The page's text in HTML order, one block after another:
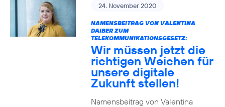
24. November 2020
NAMENSBEITRAG VON VALENTINA
DAIBER ZUM
TELEKOMMUNIKATIONSGESETZ:
Wir müssen jetzt die
richtigen Weichen für
unsere digitale
Zukunft stellen!
Namensbeitrag von Valentina